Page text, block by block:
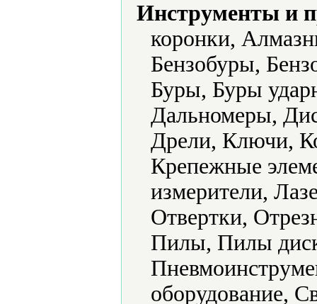
Инструменты и
коронки,
Бензобуры,
Буры, Буры
Дальномеры,
Дрели, Ключи,
Крепежные
измерители,
Отвертки,
Пилы, Пилы
оборудование,